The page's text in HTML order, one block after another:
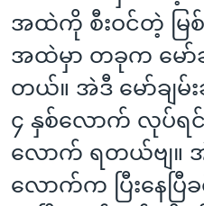
အထဲကို စီးဝင်တဲ့ မ
အထဲမှာ တခုက မော်ချ
တယ်။ အဲဒီ မော်ချမ်
၄ နှစ်လောက် လုပ်ရင်
လောက် ရတယ်ဗျ။
လောက်က ပြီးနေပြီ